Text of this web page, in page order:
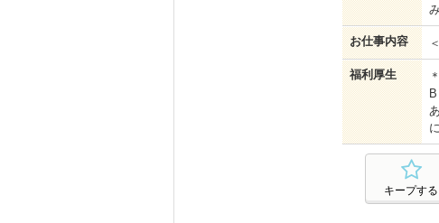
お仕事内容
福利厚生
キープする